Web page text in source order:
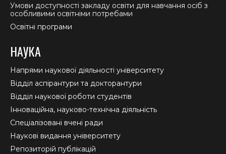
Умови доступності закладу освіти для навчання осіб з
особливими освітніми потребами
Освітні програми
НАУКА
Напрями наукової діяльності університету
Відділ аспірантури та докторантури
Відділ наукової роботи студентів
Інноваційна, науково-технічна діяльність
Спеціалізовані вчені ради
Наукові видання університету
Репозиторій публікацій